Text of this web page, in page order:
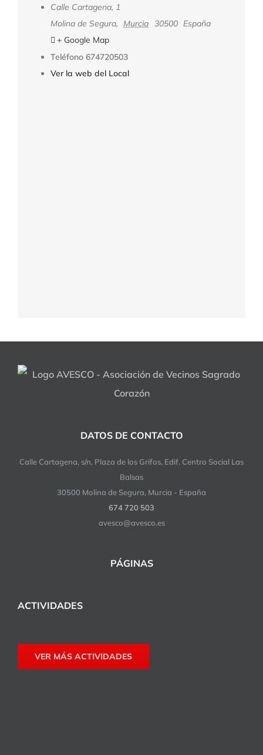
Calle Cartagena, 1
Molina de Segura, Murcia 30500 España
+ Google Map
Teléfono 674720503
Ver la web del Local
DATOS DE CONTACTO
Calle Cartagena, s/n, Plaza de los Grifos, Edif. Centro Social Las
Balsas
30500 Molina de Segura, Murcia - España
674 720 503
avesco@avesco.es
PÁGINAS
ACTIVIDADES
VER MÁS ACTIVIDADES